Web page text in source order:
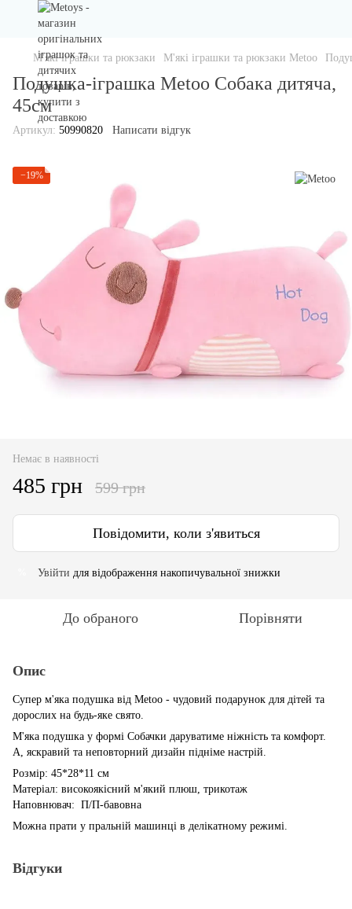
М'які іграшки та рюкзаки М'які іграшки та рюкзаки Metoo
Подушка-іграшка Metoo Собака дитяча,
45см
Артикул: 50990820 Написати відгук
−19%
Немає в наявності
485 грн 599 грн
Повідомити, коли з'явиться
Увійти для відображення накопичувальної знижки
До обраного Порівняти
Опис
Супер м'яка подушка від Metoo - чудовий подарунок для дітей та
дорослих на будь-яке свято.
М'яка подушка у формі Собачки даруватиме ніжність та комфорт.
А, яскравий та неповторний дизайн підніме настрій.
Розмір: 45*28*11 см
Матеріал: високоякісний м'який плюш, трикотаж
Наповнювач: П/П-бавовна
Можна прати у пральній машинці в делікатному режимі.
Відгуки